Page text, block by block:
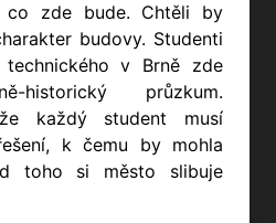
co zde bude. Chtěli by
budovy. Studenti
v Brně zde
historický průzkum.
každý student musí
k čemu by mohla
toho si město slibuje